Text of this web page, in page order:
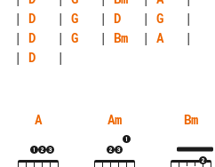
| D
   |
G
   |
D
   |
G
| D
   |
G
   |
Bm
  |
A
| D
A Am Bm